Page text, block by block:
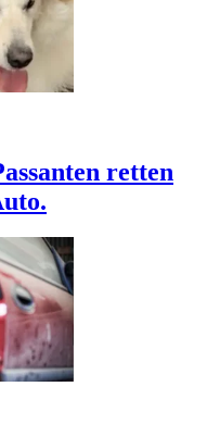
retten